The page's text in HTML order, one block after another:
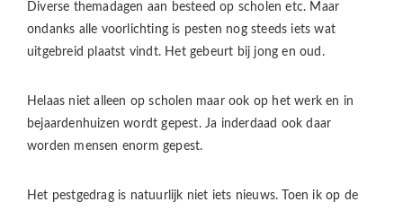
Diverse themadagen aan besteed op scholen etc. Maar
ondanks alle voorlichting is pesten nog steeds iets wat
uitgebreid plaatst vindt. Het gebeurt bij jong en oud.
Helaas niet alleen op scholen maar ook op het werk en in
bejaardenhuizen wordt gepest. Ja inderdaad ook daar
worden mensen enorm gepest.
Het pestgedrag is natuurlijk niet iets nieuws. Toen ik op de